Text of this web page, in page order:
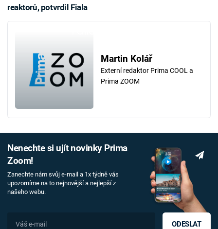
reaktorů, potvrdil Fiala
Martin Kolář
Externí redaktor Prima COOL a
Prima ZOOM
Nenechte si ujít novinky Prima
Zoom!
Zanechte nám svůj e-mail a 1x týdně vás
upozorníme na to nejnovější a nejlepší z
našeho webu.
ODESLAT